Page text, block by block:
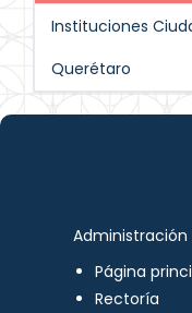
Instituciones
Querétaro
Administración
Página
Rectoría